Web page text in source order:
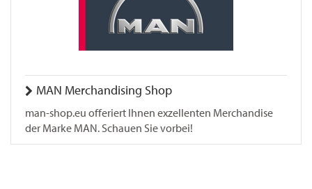
MAN Merchandising Shop
man-shop.eu offeriert Ihnen exzellenten Merchandise
der Marke MAN. Schauen Sie vorbei!